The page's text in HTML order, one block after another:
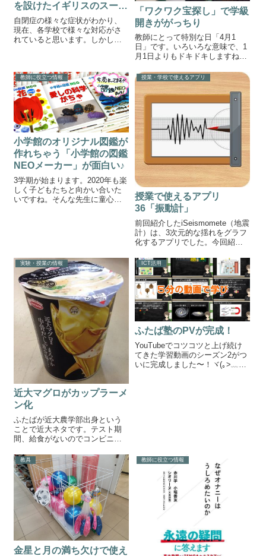
を設けたイギリスのスーパ
ー
自閉症の様々な症状がわかり、
現在、各学校で様々な対応がさ
れていると思います。しかし、
症の人は、必要な情報と不必要
な情報の取捨選択が苦手で、何
気ない音でもドキ...
「ワクワク宝探し」で学級
開きががっちり
教師にとって特別な日「4月1
日」です。いろいろな意味で、1
月1日よりもドキドキしますね。
ょうか？今回は学級開きで使え
るエンカウンター「ワクワク宝
探し」についてです。エンカウ
ンター「ワクワク宝探し」エン
カウンター...
教師に役立つ情報
小学館のオリジナル図鑑が
作れちゃう「小学館の図鑑
NEOメーカー」が面白い♪
3学期が始まります。2020年も楽
しく子どもたちと向かい合いた
いですね。そんな先生に童心に
作り方...
授業・学校で使えるアプリ
授業で使えるアプリ
36「振動計」
前回紹介したiSeismomete（地震
計）は、3次元的な揺れをグラフ
化するアプリでした。今回紹介
すことができるアプリです。振
動計アプリの画面スマホを静止
させると震度0〜1。スマホを激
しく振動させると・・・ 震度...
実験・授業の情報
近大マグロがカップラーメ
ン化
ふたばが近大農学部出身という
ことで近大ネタです。テスト期
間、給食がないのでコンビニに
ップラーメンを発見しました。
近大マグロがカップラーメンに
調べてみると、カップラーメン
になるのは二回目だったようで
す。近大と同じく...
ICT活用
ふたば塾のPVが完成！
YouTubeでコツコツと上げ続け
てきた学習動画のシーズン2がつ
いに完成しました〜！ヾ(｡>﹏
教具
金星と月の満ち欠けで使え
教師に役立つ情報